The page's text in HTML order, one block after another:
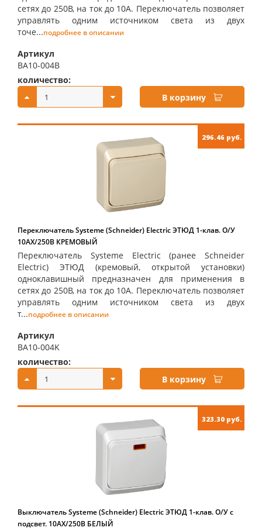
сетях до 250В, на ток до 10А. Переключатель позволяет
управлять одним источником света из двух
точе...подробнее в описании
Артикул
BA10-004B
количество:
В корзину
296.46 руб.
Переключатель Systeme (Schneider) Electric ЭТЮД 1-клав. О/У
10АX/250B КРЕМОВЫЙ
Переключатель Systeme Electric (ранее Schneider
Electric) ЭТЮД (кремовый, открытой установки)
одноклавишный предназначен для применения в
сетях до 250В, на ток до 10А. Переключатель позволяет
управлять одним источником света из двух
т...подробнее в описании
Артикул
BA10-004K
количество:
В корзину
323.30 руб.
Выключатель Systeme (Schneider) Electric ЭТЮД 1-клав. О/У с
подсвет. 10АX/250B БЕЛЫЙ